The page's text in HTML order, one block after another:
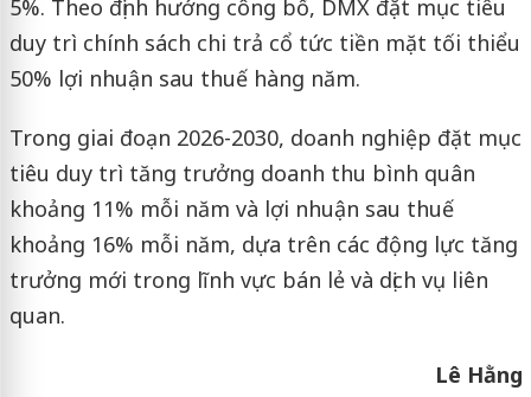
5%. Theo định hướng công bố, DMX đặt mục tiêu
duy trì chính sách chi trả cổ tức tiền mặt tối thiểu
50% lợi nhuận sau thuế hàng năm.
Trong giai đoạn 2026-2030, doanh nghiệp đặt mục
tiêu duy trì tăng trưởng doanh thu bình quân
khoảng 11% mỗi năm và lợi nhuận sau thuế
khoảng 16% mỗi năm, dựa trên các động lực tăng
trưởng mới trong lĩnh vực bán lẻ và dịch vụ liên
quan.
Lê Hằng